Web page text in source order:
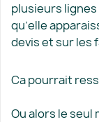
plusieurs lignes
qu’elle
devis et sur les
Ca pourrait
Ou alors le seul